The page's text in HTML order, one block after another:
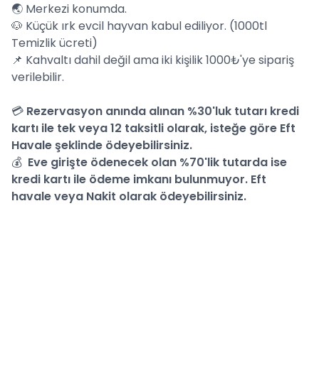
🌏 Merkezi konumda.
🐶 Küçük ırk evcil hayvan kabul ediliyor. (1000tl
Temizlik ücreti)
📌 Kahvaltı dahil değil ama iki kişilik 1000₺'ye sipariş
verilebilir.
💳 Rezervasyon anında alınan %30'luk tutarı kredi
kartı ile tek veya 12 taksitli olarak, isteğe göre Eft
Havale şeklinde ödeyebilirsiniz.
💰 Eve girişte ödenecek olan %70'lik tutarda ise
kredi kartı ile ödeme imkanı bulunmuyor. Eft
havale veya Nakit olarak ödeyebilirsiniz.